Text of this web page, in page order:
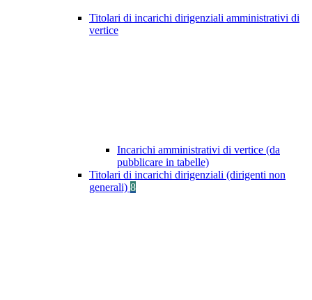
Titolari di incarichi dirigenziali amministrativi di
vertice
Incarichi amministrativi di vertice (da
pubblicare in tabelle)
Titolari di incarichi dirigenziali (dirigenti non
generali) 8